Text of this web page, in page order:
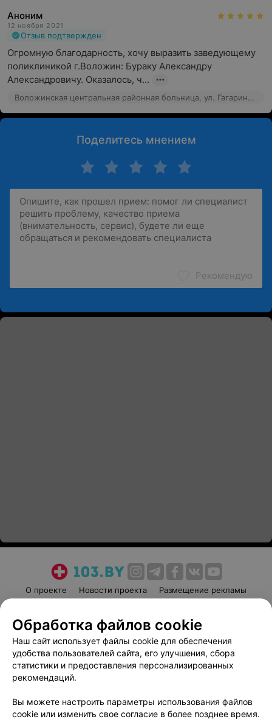
Аноним
12 ноября 2021
Отзыв подтвержден
Огромную благодарность, хочу выразить заведующему
поликлиникой г.Воложин: Бураку Александру
Александровичу. Оказалось, ч...
Воложинская центральная районная больница, ул. Гагарина, 1
Поделитесь мнением
Рекомендую
О проекте Новости проекта
Размещение рекламы
Пользовательское соглашение
Способы оплаты
Вакансии
Партнеры
Написать руководителю 103.by
Обработка персональных данных
Обработка файлов cookie
Наш сайт использует файлы cookie для обеспечения
удобства пользователей сайта, его улучшения, сбора
статистики и предоставления персонализированных
рекомендаций.
Вы можете настроить параметры использования файлов
cookie или изменить свое согласие в более позднее время.